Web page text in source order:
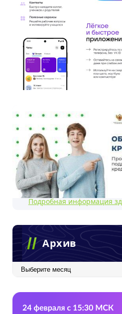
Подробная информация
Архив
Архив